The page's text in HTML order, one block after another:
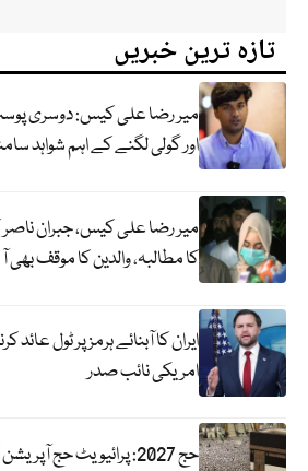
تازہ ترین خبریں
میر رضا علی کیس: دوسری
اور گولی لگنے کے اہم شواہد
میر رضا علی کیس، جبران ناصر
کا مطالبہ، والدین کا موقف بھی
ایران کا آبنائے ہرمز پر ٹول
امریکی نائب صدر
حج 2027: پرائیویٹ حج